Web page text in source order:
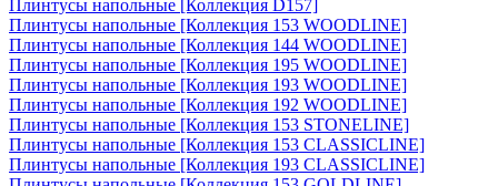
Плинтусы напольные [Коллекция D157]
Плинтусы напольные [Коллекция 153 WOODLINE]
Плинтусы напольные [Коллекция 144 WOODLINE]
Плинтусы напольные [Коллекция 195 WOODLINE]
Плинтусы напольные [Коллекция 193 WOODLINE]
Плинтусы напольные [Коллекция 192 WOODLINE]
Плинтусы напольные [Коллекция 153 STONELINE]
Плинтусы напольные [Коллекция 153 CLASSICLINE]
Плинтусы напольные [Коллекция 193 CLASSICLINE]